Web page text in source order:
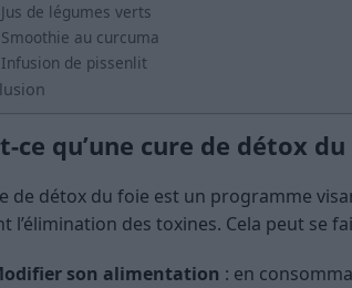
Jus de légumes verts
Smoothie au curcuma
Infusion de pissenlit
ce qu’une cure de détox
de détox du foie est un programme
l’élimination des toxines. Cela peut se
son alimentation : en